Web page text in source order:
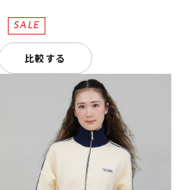
比較する